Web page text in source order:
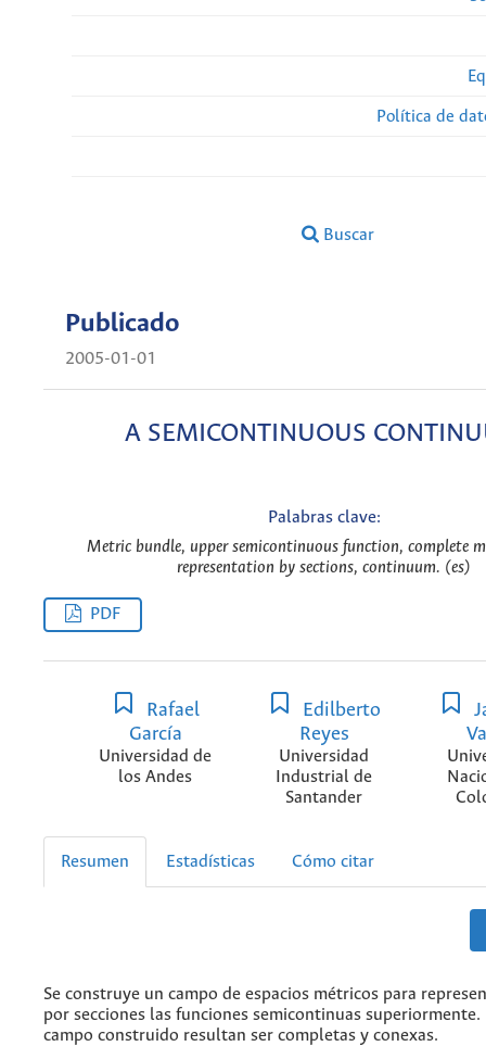
Política de
Buscar
Publicado
2005-01-01
A SEMICONTINUOUS
Palabras clave:
Metric bundle, upper semicontinuous function, complete
representation by sections, continuum. (es)
PDF
Rafael
García
Universidad de
los Andes
Edilberto
Reyes
Universidad
Industrial de
Santander
Resumen Estadísticas Cómo citar
Se construye un campo de espacios métricos para
por secciones las funciones semicontinuas superiormente.
campo construido resultan ser completas y conexas.